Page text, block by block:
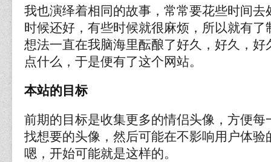
我也演绎着相同的故事，常常要花些时间
时候还好，有些时候就很麻烦，所以就有
想法一直在我脑海里酝酿了好久，好久，
点什么，于是便有了这个网站。
本站的目标
前期的目标是收集更多的情侣头像，方便
找想要的头像，然后可能在不影响用户体
嗯，开始可能就是这样的。